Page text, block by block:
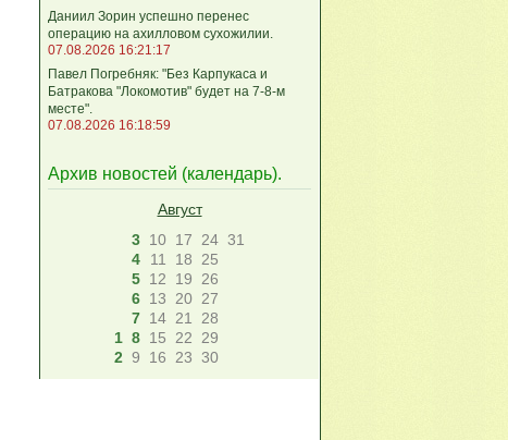
Даниил Зорин успешно перенес
операцию на ахилловом сухожилии.
07.08.2026 16:21:17
Павел Погребняк: "Без Карпукаса и
Батракова "Локомотив" будет на 7-8-м
месте".
07.08.2026 16:18:59
Архив новостей (календарь).
Август
3 10 17 24 31
4
11 18
25
5 12 19
26
6 13 20 27
7 14 21
28
1 8 15 22
29
2 9 16 23 30